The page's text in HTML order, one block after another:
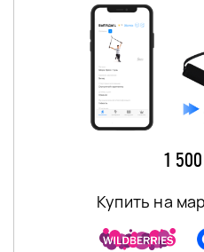
1
Купить на